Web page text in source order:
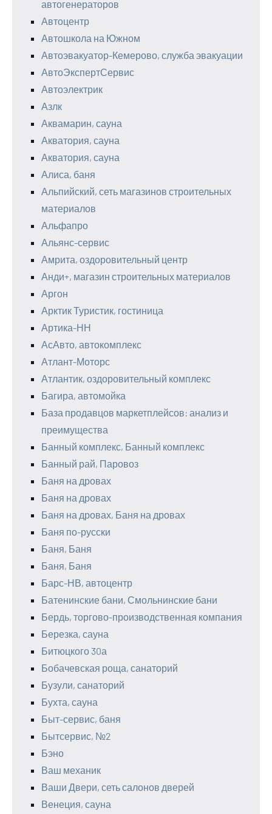
автогенераторов
Автоцентр
Автошкола на Южном
Автоэвакуатор-Кемерово, служба эвакуации
АвтоЭкспертСервис
Автоэлектрик
Азлк
Аквамарин, сауна
Акватория, сауна
Акватория, сауна
Алиса, баня
Альпийский, сеть магазинов строительных
материалов
Альфапро
Альянс-сервис
Амрита, оздоровительный центр
Анди+, магазин строительных материалов
Аргон
Арктик Туристик, гостиница
Артика-НН
АсАвто, автокомплекс
Атлант-Моторс
Атлантик, оздоровительный комплекс
Багира, автомойка
База продавцов маркетплейсов: анализ и
преимущества
Банный комплекс, Банный комплекс
Банный рай, Паровоз
Баня на дровах
Баня на дровах
Баня на дровах, Баня на дровах
Баня по-русски
Баня, Баня
Баня, Баня
Барс-НВ, автоцентр
Батенинские бани, Смольнинские бани
Бердь, торгово-производственная компания
Березка, сауна
Битюцкого 30а
Бобачевская роща, санаторий
Бузули, санаторий
Бухта, сауна
Быт-сервис, баня
Бытсервис, №2
Бэно
Ваш механик
Ваши Двери, сеть салонов дверей
Венеция, сауна